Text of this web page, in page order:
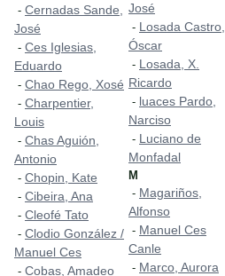
- Cernadas Sande,
José
- Ces Iglesias,
Eduardo
- Chao Rego, Xosé
- Charpentier,
Louis
- Chas Aguión,
Antonio
- Chopin, Kate
- Cibeira, Ana
- Cleofé Tato
- Clodio González /
Manuel Ces
- Cobas, Amadeo
José
- Losada Castro,
Óscar
- Losada, X.
Ricardo
- luaces Pardo,
Narciso
- Luciano de
Monfadal
M
- Magariños,
Alfonso
- Manuel Ces
Canle
- Marco, Aurora